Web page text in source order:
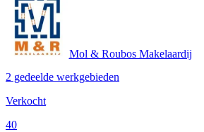
Mol & Roubos Makelaardij
2 gedeelde werkgebieden
Verkocht
40